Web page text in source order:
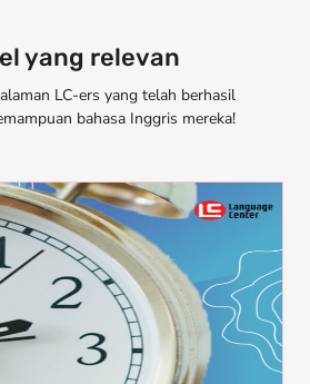
yang relevan
LC-ers yang telah berhasil
bahasa Inggris mereka!